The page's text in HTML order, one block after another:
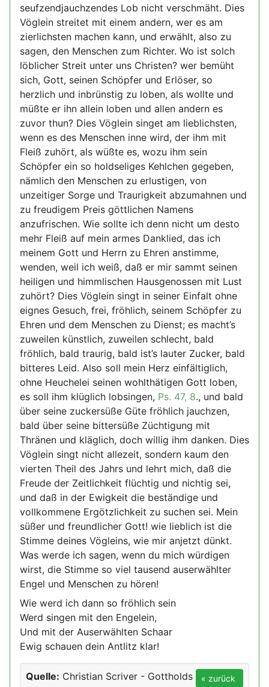
seufzendjauchzendes Lob nicht verschmäht. Dies
Vöglein streitet mit einem andern, wer es am
zierlichsten machen kann, und erwählt, also zu
sagen, den Menschen zum Richter. Wo ist solch
löblicher Streit unter uns Christen? wer bemüht
sich, Gott, seinen Schöpfer und Erlöser, so
herzlich und inbrünstig zu loben, als wollte und
müßte er ihn allein loben und allen andern es
zuvor thun? Dies Vöglein singet am lieblichsten,
wenn es des Menschen inne wird, der ihm mit
Fleiß zuhört, als wüßte es, wozu ihm sein
Schöpfer ein so holdseliges Kehlchen gegeben,
nämlich den Menschen zu erlustigen, von
unzeitiger Sorge und Traurigkeit abzumahnen und
zu freudigem Preis göttlichen Namens
anzufrischen. Wie sollte ich denn nicht um desto
mehr Fleiß auf mein armes Danklied, das ich
meinem Gott und Herrn zu Ehren anstimme,
wenden, weil ich weiß, daß er mir sammt seinen
heiligen und himmlischen Hausgenossen mit Lust
zuhört? Dies Vöglein singt in seiner Einfalt ohne
eignes Gesuch, frei, fröhlich, seinem Schöpfer zu
Ehren und dem Menschen zu Dienst; es macht’s
zuweilen künstlich, zuweilen schlecht, bald
fröhlich, bald traurig, bald ist’s lauter Zucker, bald
bitteres Leid. Also soll mein Herz einfältiglich,
ohne Heuchelei seinen wohlthätigen Gott loben,
es soll ihm klüglich lobsingen, Ps. 47, 8., und bald
über seine zuckersüße Güte fröhlich jauchzen,
bald über seine bittersüße Züchtigung mit
Thränen und kläglich, doch willig ihm danken. Dies
Vöglein singt nicht allezeit, sondern kaum den
vierten Theil des Jahrs und lehrt mich, daß die
Freude der Zeitlichkeit flüchtig und nichtig sei,
und daß in der Ewigkeit die beständige und
vollkommene Ergötzlichkeit zu suchen sei. Mein
süßer und freundlicher Gott! wie lieblich ist die
Stimme deines Vögleins, wie mir anjetzt dünkt.
Was werde ich sagen, wenn du mich würdigen
wirst, die Stimme so viel tausend auserwählter
Engel und Menschen zu hören!
Wie werd ich dann so fröhlich sein
Werd singen mit den Engelein,
Und mit der Auserwählten Schaar
Ewig schauen dein Antlitz klar!
« zurück
Quelle: Christian Scriver - Gottholds